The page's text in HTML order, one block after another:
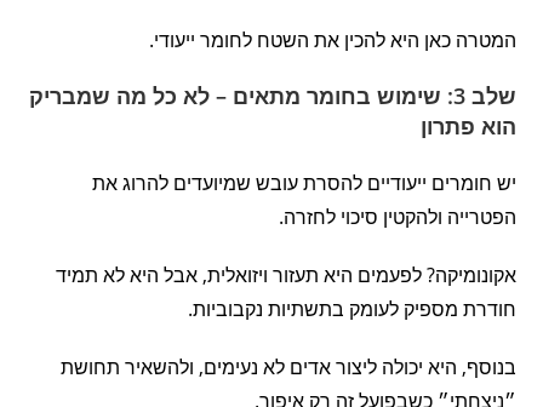
המטרה כאן היא להכין את השטח לחומר ייעודי.
שלב 3: שימוש בחומר מתאים – לא כל מה שמבריק
הוא פתרון
יש חומרים ייעודיים להסרת עובש שמיועדים להרוג את
הפטרייה ולהקטין סיכוי לחזרה.
אקונומיקה? לפעמים היא תעזור ויזואלית, אבל היא לא תמיד
חודרת מספיק לעומק בתשתיות נקבוביות.
בנוסף, היא יכולה ליצור אדים לא נעימים, ולהשאיר תחושת
״ניצחתי״ כשבפועל זה רק איפור.